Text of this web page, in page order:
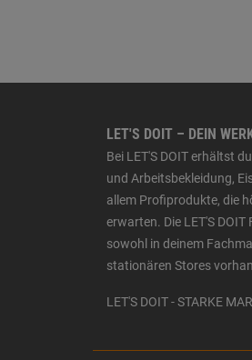
LET'S DOIT – DEIN
Bei LET'S DOIT erhältst
und Arbeitsbekleidung,
allem Profiprodukte, die
erwarten. Die LET'S
sowohl in deinem
stationären Stores
LET'S DOIT - STARKE